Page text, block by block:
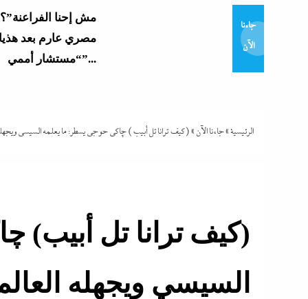
جاءنا
الآن
مصري عارم بعد
“مستشار أممي”...
أهم الأصول...
اعترافات سالى
الرئيسية»جاءنا الآن »(كيف ترانا تل أبيب) چاكى حوجى يسطر: ما يعلمه السيسي
(كيف ترانا تل
السيسي ويجهله